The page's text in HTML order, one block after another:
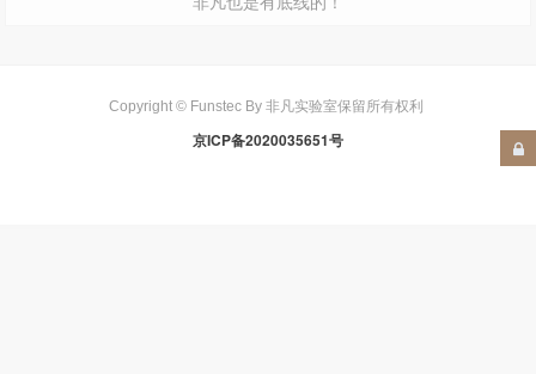
Copyright © Funstec By 非凡实验室保留所有权利
京ICP备2020035651号